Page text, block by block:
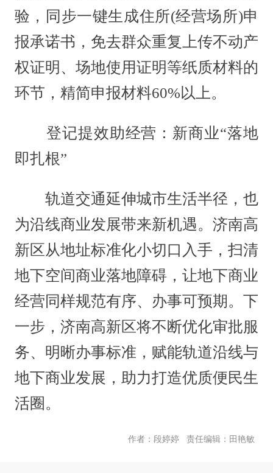
验，同步一键生成住所(经营场所)申
报承诺书，免去群众重复上传不动产
权证明、场地使用证明等纸质材料的
环节，精简申报材料60%以上。
登记提效助经营：新商业“落地
即扎根”
轨道交通延伸城市生活半径，也
为沿线商业发展带来新机遇。济南高
新区从地址标准化小切口入手，扫清
地下空间商业落地障碍，让地下商业
经营同样规范有序、办事可预期。下
一步，济南高新区将不断优化审批服
务、明晰办事标准，赋能轨道沿线与
地下商业发展，助力打造优质便民生
活圈。
作者：段婷婷 责任编辑：田艳敏